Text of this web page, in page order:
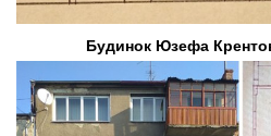
Будинок Юзефа